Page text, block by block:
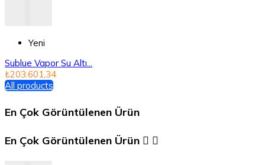
Yeni
Sublue Vapor Su Altı...
₺203.601,34
All products
En Çok Görüntülenen Ürün
En Çok Görüntülenen Ürün  